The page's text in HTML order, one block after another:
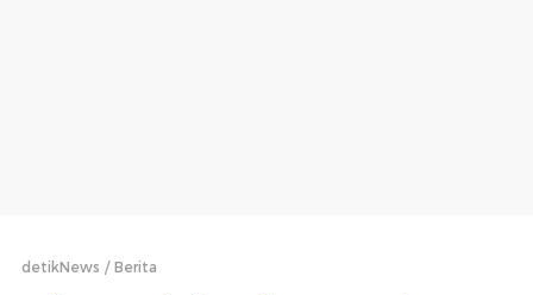
detikNews Berita